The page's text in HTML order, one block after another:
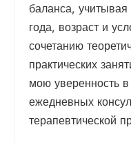
баланса,
года, возраст и
сочетанию
практических
мою уверенность
ежедневных
терапевтической